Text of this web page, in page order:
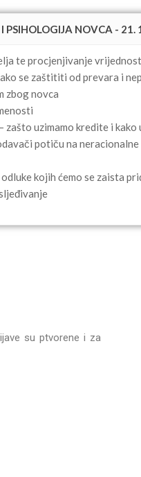
PSIHOLOGIJA NOVCA -
te procjenjivanje
se zaštititi od prevara i
zbog novca
zašto uzimamo kredite i kako
potiču na
kojih ćemo se zaista
su ptvorene i za